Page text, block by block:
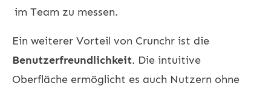
im Team zu messen.
Ein weiterer Vorteil von Crunchr ist die
Benutzerfreundlichkeit. Die intuitive
Oberfläche ermöglicht es auch Nutzern ohne